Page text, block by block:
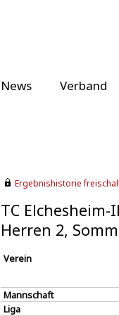
News Verband
Ergebnishistorie
TC Elchesheim-
Herren 2,
Verein
Mannschaft
Liga